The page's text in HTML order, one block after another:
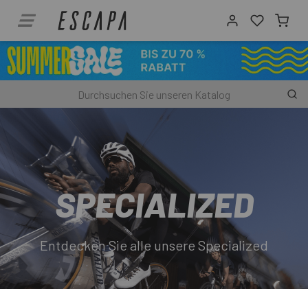
SPECIALIZED
Entdecken Sie alle unsere Specialized